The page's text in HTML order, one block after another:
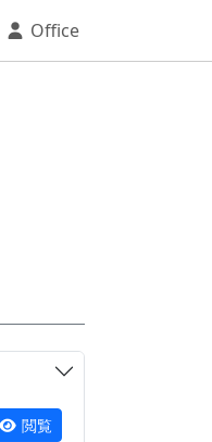
Office
閲覧